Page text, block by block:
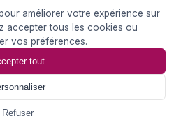
notre 40ème livre
améliorer votre expérience sur
accepter tous les cookies ou
vos préférences.
tout
Refuser